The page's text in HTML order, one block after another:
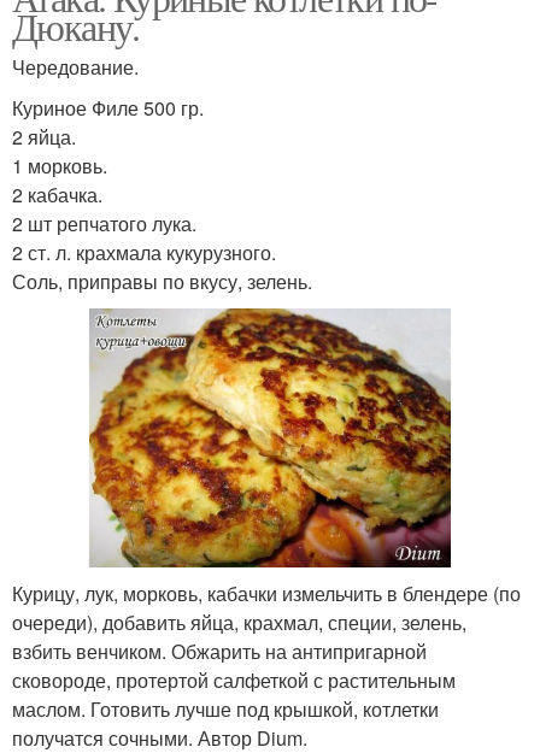
Дюкану.
Чередование.
Куриное Филе 500 гр.
2 яйца.
1 морковь.
2 кабачка.
2 шт репчатого лука.
2 ст. л. крахмала кукурузного.
Соль, приправы по вкусу, зелень.
Курицу, лук, морковь, кабачки измельчить в блендере (по
очереди), добавить яйца, крахмал, специи, зелень,
взбить венчиком. Обжарить на антипригарной
сковороде, протертой салфеткой с растительным
маслом. Готовить лучше под крышкой, котлетки
получатся сочными. Автор Dium.